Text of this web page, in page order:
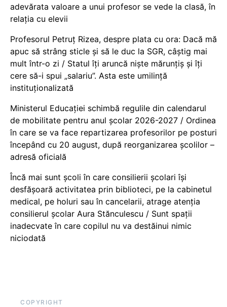
adevărata valoare a unui profesor se vede la clasă, în
relația cu elevii
Profesorul Petruț Rizea, despre plata cu ora: Dacă mă
apuc să strâng sticle și să le duc la SGR, câștig mai
mult într-o zi / Statul îți aruncă niște mărunțiș și îți
cere să-i spui „salariu”. Asta este umilință
instituționalizată
Ministerul Educației schimbă regulile din calendarul
de mobilitate pentru anul școlar 2026-2027 / Ordinea
în care se va face repartizarea profesorilor pe posturi
începând cu 20 august, după reorganizarea școlilor –
adresă oficială
Încă mai sunt școli în care consilierii școlari își
desfășoară activitatea prin biblioteci, pe la cabinetul
medical, pe holuri sau în cancelarii, atrage atenția
consilierul școlar Aura Stănculescu / Sunt spații
inadecvate în care copilul nu va destăinui nimic
niciodată
COPYRIGHT